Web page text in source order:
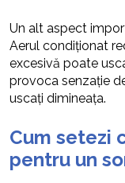
Un alt aspect
Aerul condiționat
excesivă poate
provoca senzație
uscați dimineața.
Cum setezi
pentru un